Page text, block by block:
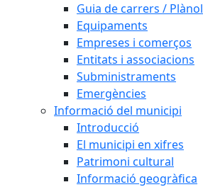
Guia de carrers / Plànol
Equipaments
Empreses i comerços
Entitats i associacions
Subministraments
Emergències
Informació del municipi
Introducció
El municipi en xifres
Patrimoni cultural
Informació geogràfica